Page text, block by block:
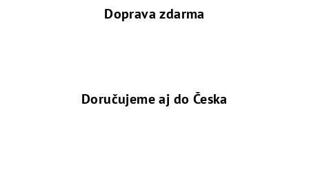
Doprava zdarma
Doručujeme aj do Česka